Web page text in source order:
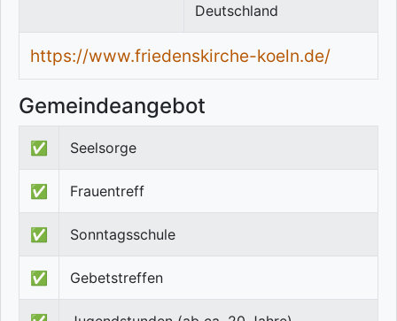
Deutschland
https://www.friedenskirche-koeln.de/
Gemeindeangebot
✅ Seelsorge
✅ Frauentreff
✅ Sonntagsschule
✅ Gebetstreffen